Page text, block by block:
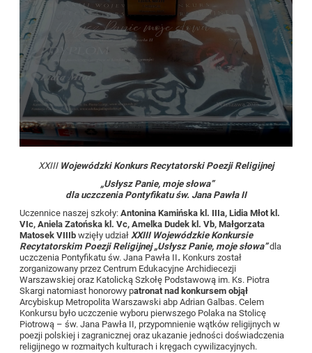
XXIII Wojewódzki Konkurs Recytatorski Poezji Religijnej
„Usłysz Panie, moje słowa”
dla uczczenia Pontyfikatu św. Jana Pawła II
Uczennice naszej szkoły:Antonina Kamińska kl. IIIa, Lidia Młot kl.
VIc, Aniela Zatońska kl. Vc, Amelka Dudek kl. Vb, Małgorzata
Matosek VIIIb wzięły udziałXXIII Wojewódzkie Konkursie
Recytatorskim Poezji Religijnej „Usłysz Panie, moje słowa”dla
uczczenia Pontyfikatu św. Jana Pawła II. Konkurs został
zorganizowany przez Centrum Edukacyjne Archidiecezji
Warszawskiej oraz Katolicką Szkołę Podstawową im. Ks. Piotra
Skargi natomiast honorowy patronat nad konkursem objął
Arcybiskup Metropolita Warszawski abp Adrian Galbas. Celem
Konkursu było uczczenie wyboru pierwszego Polaka na Stolicę
Piotrową – św. Jana Pawła II, przypomnienie wątków religijnych w
poezji polskiej i zagranicznej oraz ukazanie jedności doświadczenia
religijnego w rozmaitych kulturach i kręgach cywilizacyjnych.